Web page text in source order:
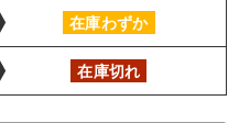
在庫わずか
在庫切れ